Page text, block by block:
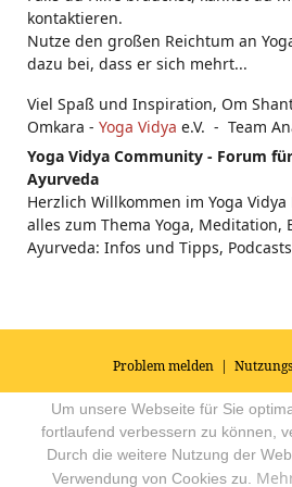
kontaktieren.
Nutze den großen Reichtum an
dazu bei, dass er sich mehrt...
Viel Spaß und Inspiration, Om
Omkara - Yoga Vidya e.V. - Team
Yoga Vidya Community - Forum
Ayurveda
Herzlich Willkommen im Yoga
alles zum Thema Yoga, Meditation,
Ayurveda: Infos und Tipps,
Problem melden |
© 2026Impressum|Datenschutz|AGB's
Forum für Yoga, Meditation und
Um unsere Webseite für Sie
fortlaufend verbessern zu können,
Durch die weitere Nutzung der
Verwendung von Cookies zu.